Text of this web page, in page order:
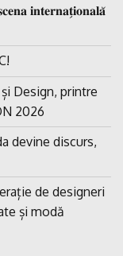
𝐢𝐧𝐭𝐞𝐫𝐧𝐚𝐭̗𝐢𝐨𝐧𝐚𝐥𝐚̆
Design, printre
2026
devine discurs,
de designeri
și modă